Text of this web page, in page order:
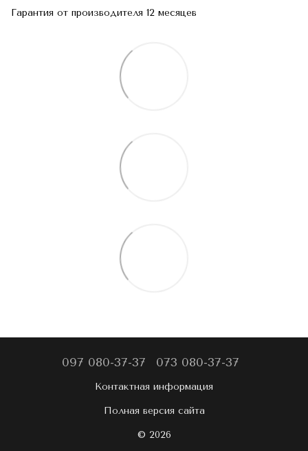
Гарантия от производителя 12 месяцев
097 080-37-37 073 080-37-37
Контактная информация
Полная версия сайта
© 2026